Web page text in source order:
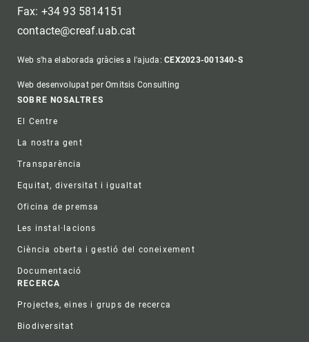
Fax: +34 93 5814151
contacte@creaf.uab.cat
Web s'ha elaborada gràcies a l'ajuda:CEX2023-001340-S
Web desenvolupat per Omitsis Consulting
Footer
SOBRE NOSALTRES
El Centre
La nostra gent
Transparència
Equitat, diversitat i igualtat
Oficina de premsa
Les instal·lacions
Ciència oberta i gestió del coneixement
Documentació
RECERCA
Projectes, eines i grups de recerca
Biodiversitat